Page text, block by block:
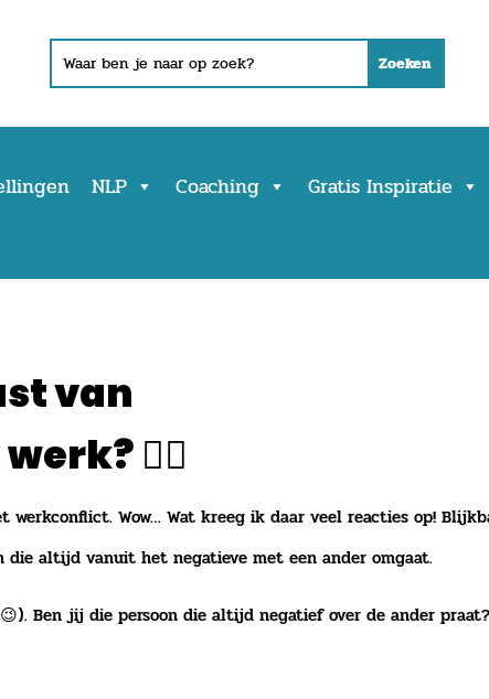
NLP Coaching Gratis Inspiratie
van
🤷‍♀️
Wow… Wat kreeg ik daar veel reacties op!
altijd vanuit het negatieve met een ander omgaat.
😉). Ben jij die persoon die altijd negatief over de ander